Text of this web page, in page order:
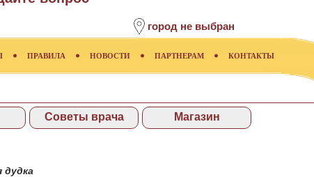
город не выбран
ПРАВИЛА НОВОСТИ ПАРТНЕРАМ КОНТАКТЫ
Советы врача Магазин
дудка